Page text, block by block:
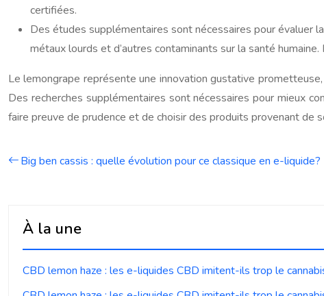
certifiées.
Des études supplémentaires sont nécessaires pour évaluer
métaux lourds et d’autres contaminants sur la santé
Le lemongrape représente une innovation gustative
Des recherches supplémentaires sont nécessaires pour mieux
faire preuve de prudence et de choisir des produits provenant de
Big ben cassis : quelle évolution pour ce classique en e-liquide?
À la une
CBD lemon haze : les e-liquides CBD imitent-ils trop le